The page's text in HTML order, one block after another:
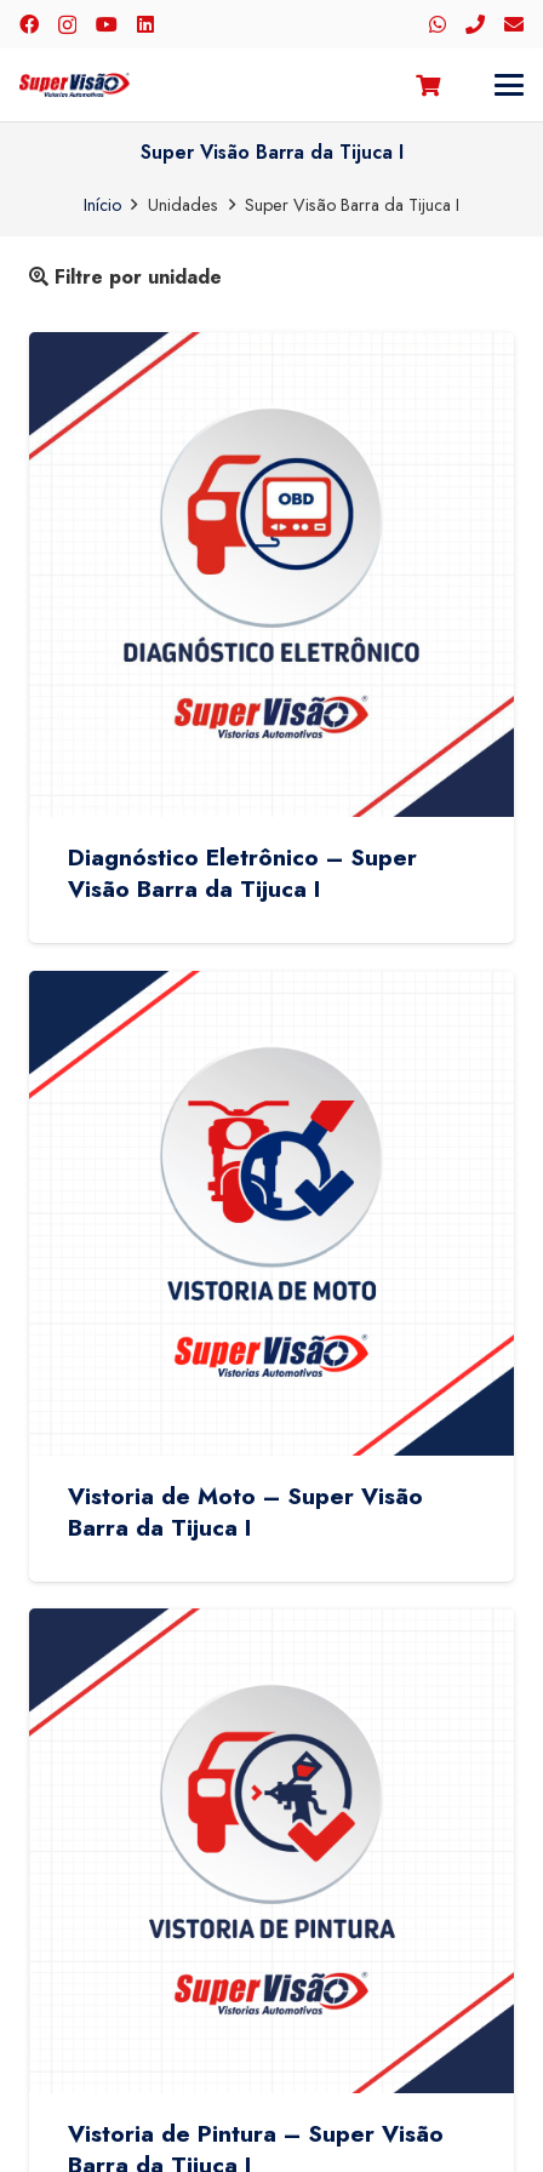
Super Visão Barra da Tijuca I
Início Unidades Super Visão Barra da Tijuca I
Filtre por unidade
Diagnóstico Eletrônico – Super
Visão Barra da Tijuca I
Vistoria de Moto – Super Visão
Barra da Tijuca I
Vistoria de Pintura – Super Visão
Barra da Tijuca I